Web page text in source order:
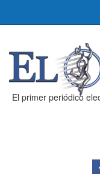
El primer periódico